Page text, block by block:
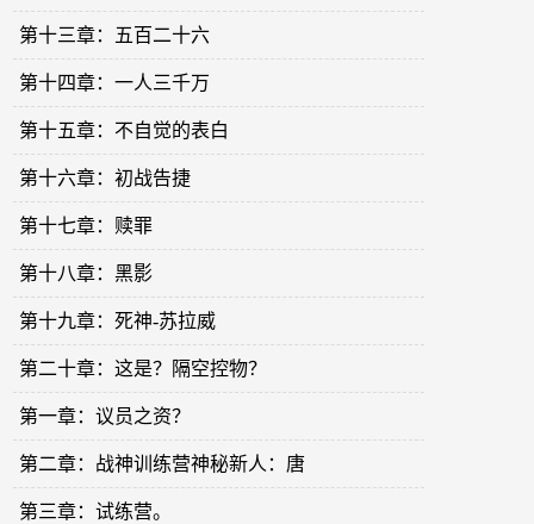
第十三章：五百二十六
第十四章：一人三千万
第十五章：不自觉的表白
第十六章：初战告捷
第十七章：赎罪
第十八章：黑影
第十九章：死神-苏拉威
第二十章：这是？隔空控物？
第一章：议员之资？
第二章：战神训练营神秘新人：唐
第三章：试练营。